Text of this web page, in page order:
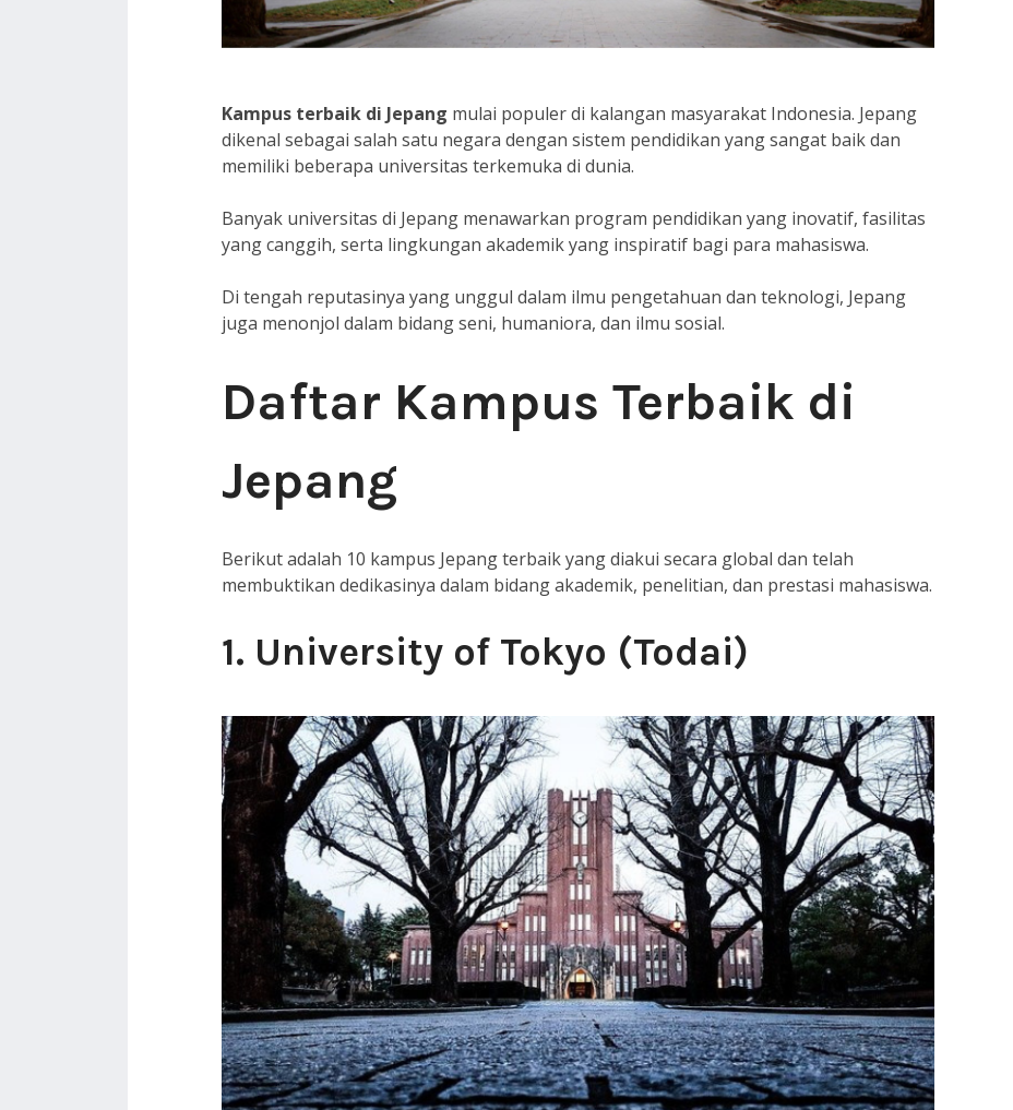
Kampus terbaik di Jepang mulai populer di kalangan masyarakat Indonesia. Jepang
dikenal sebagai salah satu negara dengan sistem pendidikan yang sangat baik dan
memiliki beberapa universitas terkemuka di dunia.
Banyak universitas di Jepang menawarkan program pendidikan yang inovatif, fasilitas
yang canggih, serta lingkungan akademik yang inspiratif bagi para mahasiswa.
Di tengah reputasinya yang unggul dalam ilmu pengetahuan dan teknologi, Jepang
juga menonjol dalam bidang seni, humaniora, dan ilmu sosial.
Daftar Kampus Terbaik di
Jepang
Berikut adalah 10 kampus Jepang terbaik yang diakui secara global dan telah
membuktikan dedikasinya dalam bidang akademik, penelitian, dan prestasi mahasiswa.
1. University of Tokyo (Todai)